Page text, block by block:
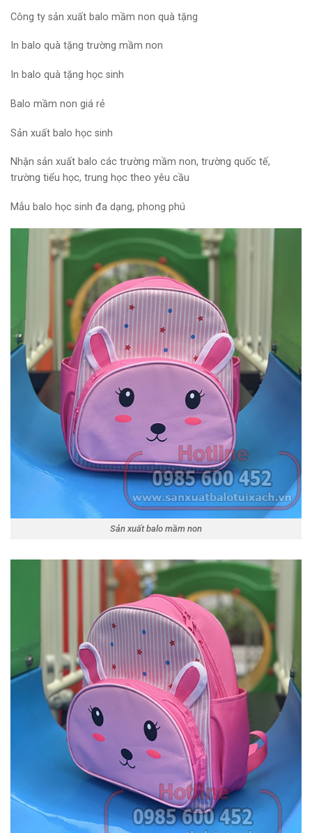
Công ty sản xuất balo mầm non quà tặng
In balo quà tặng trường mầm non
In balo quà tặng học sinh
Balo mầm non giá rẻ
Sản xuất balo học sinh
Nhận sản xuất balo các trường mầm non, trường quốc tế,
trường tiểu học, trung học theo yêu cầu
Mẫu balo học sinh đa dạng, phong phú
Sản xuất balo mầm non